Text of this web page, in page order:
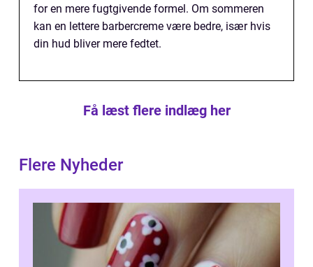
for en mere fugtgivende formel. Om sommeren
kan en lettere barbercreme være bedre, især hvis
din hud bliver mere fedtet.
Få læst flere indlæg her
Flere Nyheder